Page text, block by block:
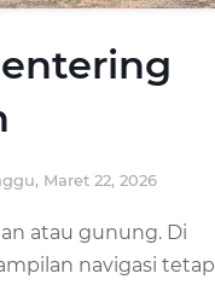
Maret 22, 2026
atau gunung. Di
navigasi tetap